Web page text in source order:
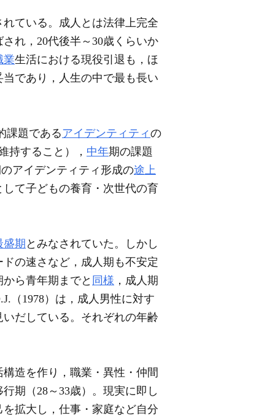
れている。成人とは法律上完全
れ，20代後半～30歳くらいか
業生活における現役引退も，ほ
であり，人生の中で最も長い
課題であるアイデンティティの
持すること）， 中年期の課題
アイデンティティ形成の途上
て子どもの養育・次世代の育
盛期 とみなされていた。しかし
の速さなど，成人期も不安定
ら青年期までと 同様 ，成人期
（1978）は，成人男性に対す
だしている。それぞれの年齢
造を作り，職業・異性・仲間
期（28～33歳）。現実に即し
拡大し，仕事・家庭など自分